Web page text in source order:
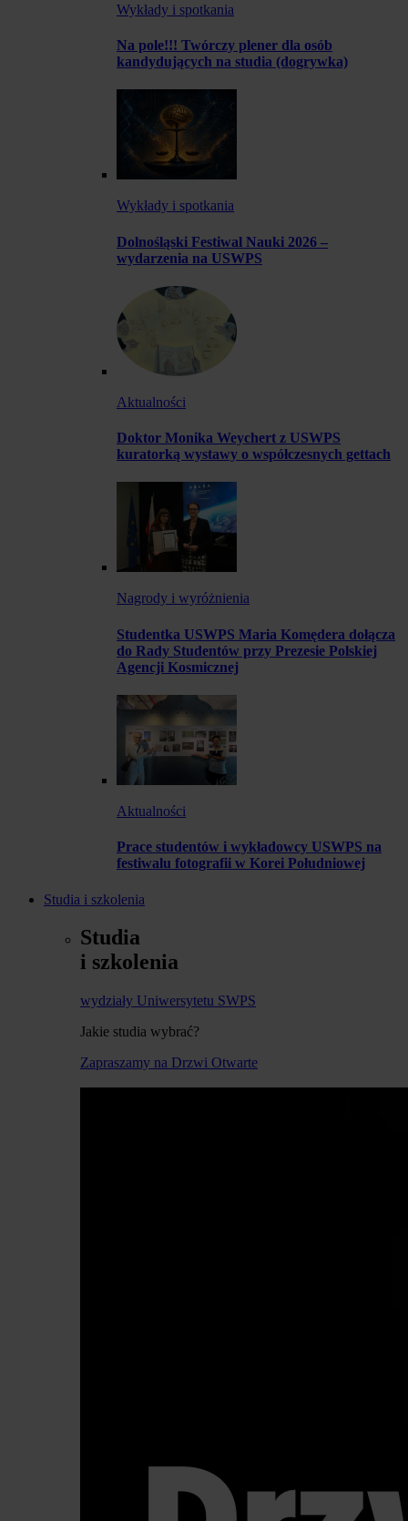
Wykłady i spotkania
Na pole!!! Twórczy plener dla osób
kandydujących na studia (dogrywka)
Wykłady i spotkania
Dolnośląski Festiwal Nauki 2026 –
wydarzenia na USWPS
Aktualności
Doktor Monika Weychert z USWPS
kuratorką wystawy o współczesnych gettach
Nagrody i wyróżnienia
Studentka USWPS Maria Komędera dołącza
do Rady Studentów przy Prezesie Polskiej
Agencji Kosmicznej
Aktualności
Prace studentów i wykładowcy USWPS na
festiwalu fotografii w Korei Południowej
Studia i szkolenia
Studia
i szkolenia
wydziały Uniwersytetu SWPS
Jakie studia wybrać?
Zapraszamy na Drzwi Otwarte